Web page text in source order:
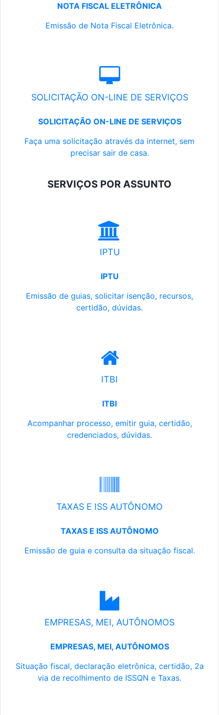
NOTA FISCAL ELETRÔNICA
Emissão de Nota Fiscal Eletrônica.
SOLICITAÇÃO ON-LINE DE SERVIÇOS
SOLICITAÇÃO ON-LINE DE SERVIÇOS
Faça uma solicitação através da internet, sem
precisar sair de casa.
SERVIÇOS POR ASSUNTO
IPTU
IPTU
Emissão de guias, solicitar isenção, recursos,
certidão, dúvidas.
ITBI
ITBI
Acompanhar processo, emitir guia, certidão,
credenciados, dúvidas.
TAXAS E ISS AUTÔNOMO
TAXAS E ISS AUTÔNOMO
Emissão de guia e consulta da situação fiscal.
EMPRESAS, MEI, AUTÔNOMOS
EMPRESAS, MEI, AUTÔNOMOS
Situação fiscal, declaração eletrônica, certidão, 2a
via de recolhimento de ISSQN e Taxas.